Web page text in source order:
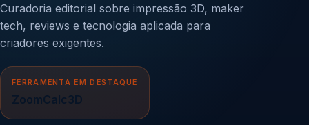
Curadoria editorial sobre impressão 3D, maker
tech, reviews e tecnologia aplicada para
criadores exigentes.
FERRAMENTA EM DESTAQUE
ZoomCalc3D